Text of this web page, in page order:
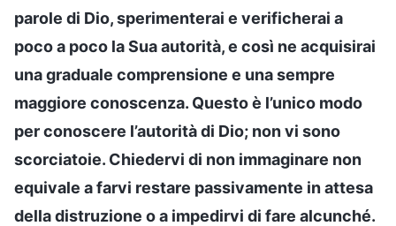
parole di Dio, sperimenterai e verificherai a
poco a poco la Sua autorità, e così ne acquisirai
una graduale comprensione e una sempre
maggiore conoscenza. Questo è l’unico modo
per conoscere l’autorità di Dio; non vi sono
scorciatoie. Chiedervi di non immaginare non
equivale a farvi restare passivamente in attesa
della distruzione o a impedirvi di fare alcunché.